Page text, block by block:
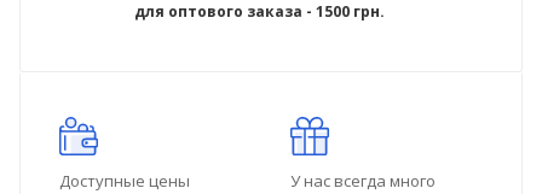
для оптового заказа - 1500 грн.
Доступные цены
У нас всегда много